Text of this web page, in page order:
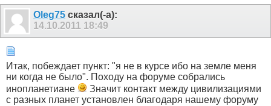
Oleg75 сказал(-а):
14.10.2011 18:49
Итак, побеждает пункт: "я не в курсе ибо на земле меня
ни когда не было". Походу на форуме собрались
инопланетиане
Значит контакт между цивилизациями
с разных планет установлен благодаря нашему форуму